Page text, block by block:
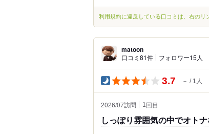
利用規約に違反している口コミは、右のリ
matoon
口コミ81件 フォロワー15人
3.7 － 1人
2026/07訪問 1 回目
しっぽり雰囲気の中でオト